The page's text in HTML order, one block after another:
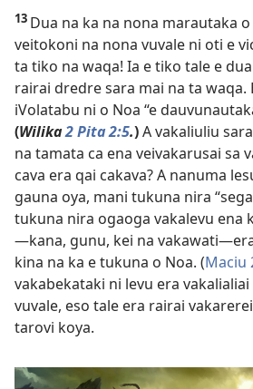
13 Dua na ka na nona marautaka
veitokoni na nona vuvale ni oti e
ta tiko na waqa! Ia e tiko tale e
rairai dredre sara mai na ta waqa.
iVolatabu ni o Noa “e
(Wilika2 Pita 2:5.)A vakaliuliu
na tamata ca ena veivakarusai sa
cava era qai cakava? A nanuma
gauna oya, mani tukuna nira
tukuna nira ogaoga vakalevu ena
—kana, gunu, kei na
kina na ka e tukuna o Noa. (Maciu
vakabekataki ni levu era
vuvale, eso tale era rairai
tarovi koya.